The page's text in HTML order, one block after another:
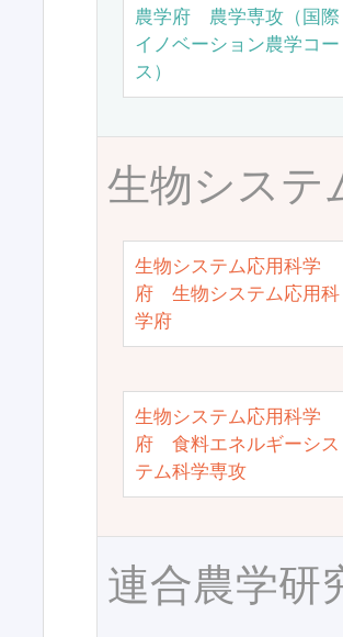
農学府 農学専攻（国際
イノベーション農学コー
ス）
生物システ
生物システム応用科学
府 生物システム応用科
学府
生物システム応用科学
府 食料エネルギーシス
テム科学専攻
連合農学研